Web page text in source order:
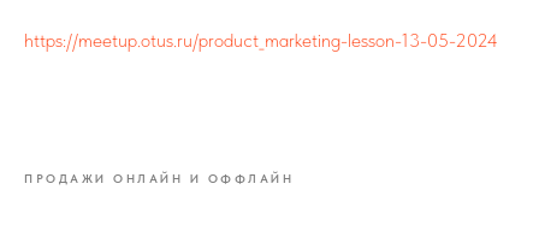
https://meetup.otus.ru/product_marketing-lesson-13-05-2024
ПРОДАЖИ ОНЛАЙН И ОФФЛАЙН